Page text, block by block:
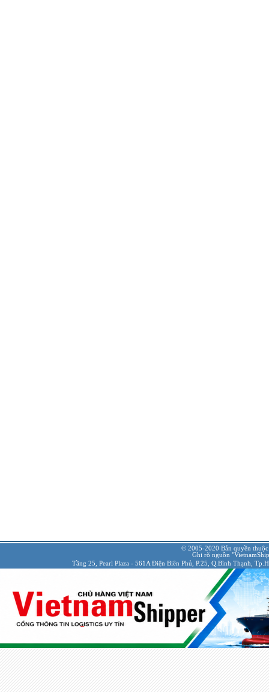
© 2005-2020 Bản quyền
Ghi rõ nguồn
Tầng 25, Pearl Plaza - 561A Điện Biên Phủ, P.25, Q.Bình Thạnh,